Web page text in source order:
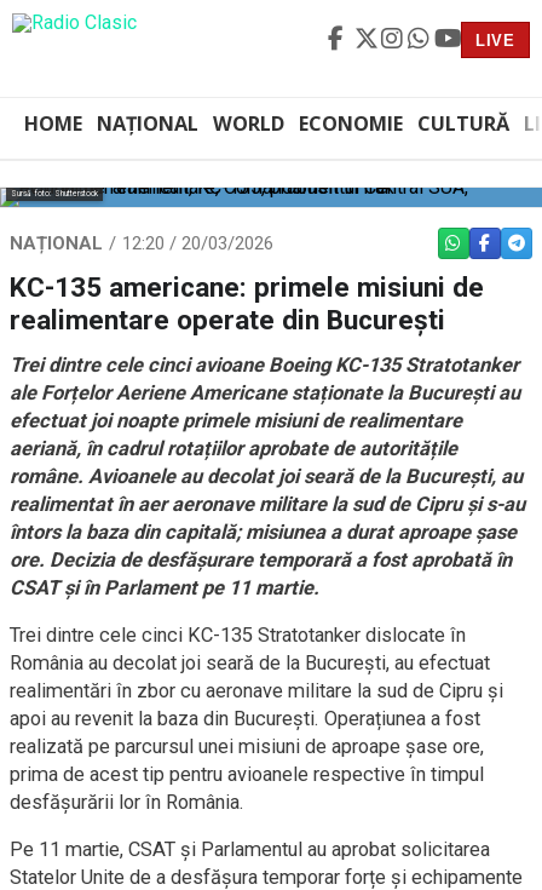
LIVE
HOME NAȚIONAL WORLD ECONOMIE CULTURĂ
Sursă foto: Shutterstock
NAȚIONAL 12:20 / 20/03/2026 WHATSAPP
KC-135 americane: primele misiuni de
realimentare operate din București
Trei dintre cele cinci avioane Boeing KC-135 Stratotanker
ale Forțelor Aeriene Americane staționate la București au
efectuat joi noapte primele misiuni de realimentare
aeriană, în cadrul rotațiilor aprobate de autoritățile
române. Avioanele au decolat joi seară de la București, au
realimentat în aer aeronave militare la sud de Cipru și s-au
întors la baza din capitală; misiunea a durat aproape șase
ore. Decizia de desfășurare temporară a fost aprobată în
CSAT și în Parlament pe 11 martie.
Trei dintre cele cinci KC-135 Stratotanker dislocate în
România au decolat joi seară de la București, au efectuat
realimentări în zbor cu aeronave militare la sud de Cipru și
apoi au revenit la baza din București. Operațiunea a fost
realizată pe parcursul unei misiuni de aproape șase ore,
prima de acest tip pentru avioanele respective în timpul
desfășurării lor în România.
Pe 11 martie, CSAT și Parlamentul au aprobat solicitarea
Statelor Unite de a desfășura temporar forțe și echipamente